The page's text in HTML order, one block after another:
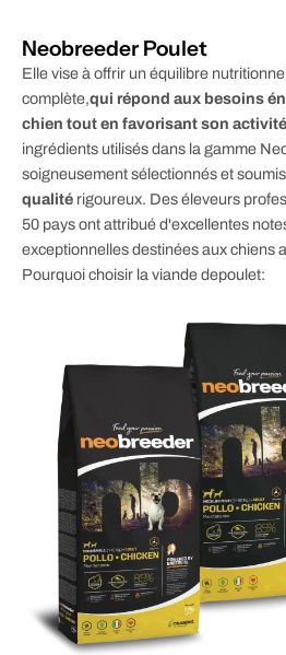
Neobreeder Poulet
Elle vise à offrir un équilibre
complète,qui répond aux besoins
chien tout en favorisant son
ingrédients utilisés dans la gamme
soigneusement sélectionnés et
qualité rigoureux. Des éleveurs
50 pays ont attribué d'excellentes
exceptionnelles destinées aux chiens
Pourquoi choisir la viande depoulet: